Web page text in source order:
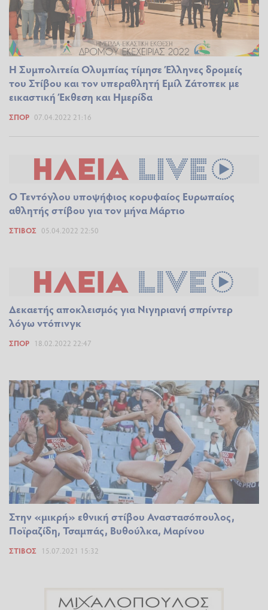
Η Συμπολιτεία Ολυμπίας τίμησε Έλληνες δρομείς
του Στίβου και τον υπεραθλητή Εμίλ Ζάτοπεκ με
εικαστική Έκθεση και Ημερίδα
ΣΠΟΡ 07.04.2022 21:16
Ο Τεντόγλου υποψήφιος κορυφαίος Ευρωπαίος
αθλητής στίβου για τον μήνα Μάρτιο
ΣΤΊΒΟΣ 05.04.2022 22:50
Δεκαετής αποκλεισμός για Νιγηριανή σπρίντερ
λόγω ντόπινγκ
ΣΠΟΡ 18.02.2022 22:47
Στην «μικρή» εθνική στίβου Αναστασόπουλος,
Ποϊραζίδη, Τσαμπάς, Βυθούλκα, Μαρίνου
ΣΤΊΒΟΣ 15.07.2021 15:32